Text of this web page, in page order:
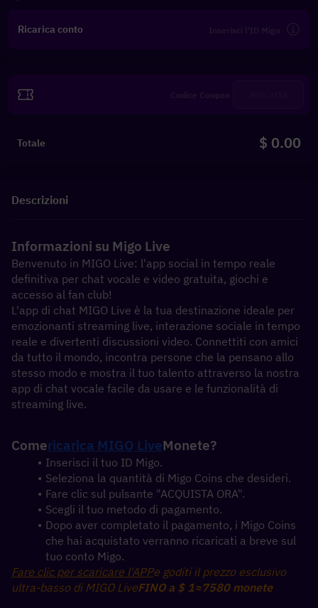
Ricarica conto
Totale $ 0.00
Descrizioni
Informazioni su Migo Live
Benvenuto in MIGO Live: l'app social in tempo reale
definitiva per chat vocale e video gratuita, giochi e
accesso al fan club!
L'app di chat MIGO Live è la tua destinazione ideale per
emozionanti streaming live, interazione sociale in tempo
reale e divertenti discussioni video. Connettiti con amici
da tutto il mondo, incontra persone che la pensano allo
stesso modo e mostra il tuo talento attraverso la nostra
app di chat vocale facile da usare e le funzionalità di
streaming live.
Comericarica MIGO LiveMonete?
Inserisci il tuo ID Migo.
Seleziona la quantità di Migo Coins che desideri.
Fare clic sul pulsante "ACQUISTA ORA".
Scegli il tuo metodo di pagamento.
Dopo aver completato il pagamento, i Migo Coins
che hai acquistato verranno ricaricati a breve sul
tuo conto Migo.
Fare clic per scaricare l'APPe goditi il ​​prezzo esclusivo
ultra-basso di MIGO LiveFINO a $ 1≈7580 monete